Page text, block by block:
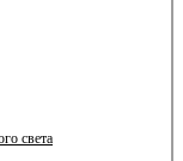
света